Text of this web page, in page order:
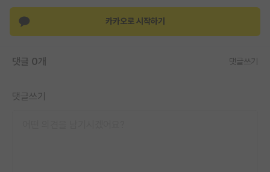
특수/전문대학원 게시판
반도체/AI 게시판
장학금/장학생 게시판
카카오로 시작하기
댓글 0개 댓글쓰기
댓글쓰기